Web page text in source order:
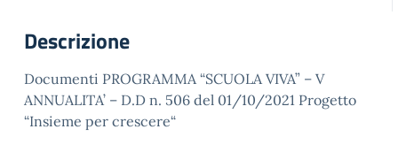
Descrizione
Documenti PROGRAMMA “SCUOLA VIVA” – V
ANNUALITA’ – D.D n. 506 del 01/10/2021 Progetto
“Insieme per crescere“